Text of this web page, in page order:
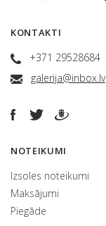
KONTAKTI
+371 29528684
galerija@inbox.lv
NOTEIKUMI
Izsoles noteikumi
Maksājumi
Piegāde